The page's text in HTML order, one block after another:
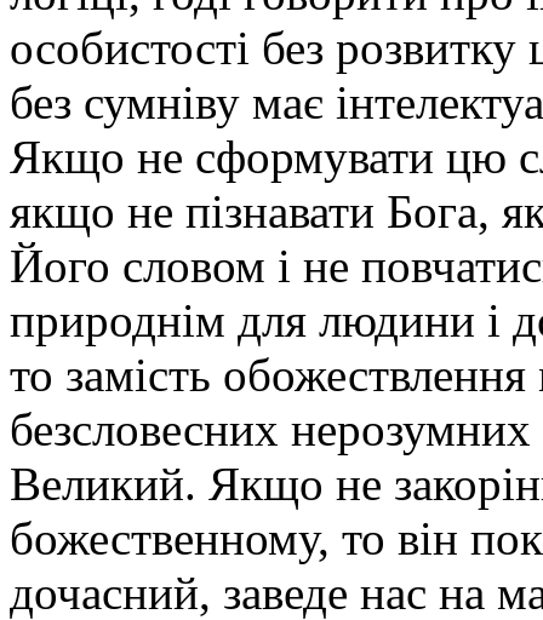
особистості без розвитку
без сумніву має
Якщо не сформувати цю
якщо не пізнавати Бога,
Його словом і не
природнім для людини і
то замість
безсловесних нерозумних
Великий. Якщо не
божественному, то він
дочасний, заведе нас на